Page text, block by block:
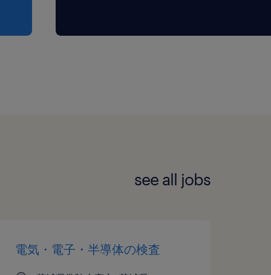
see all jobs
電気・電子・半導体の検査